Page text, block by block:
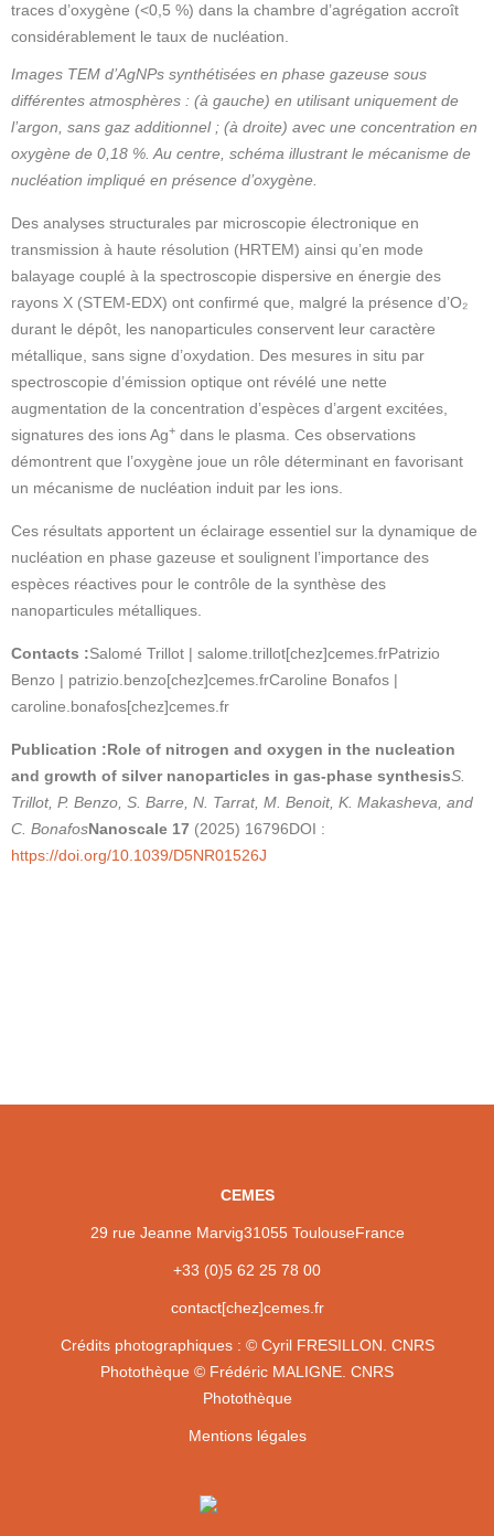
traces d’oxygène (<0,5 %) dans la chambre d’agrégation accroît
considérablement le taux de nucléation.
Images TEM d’AgNPs synthétisées en phase gazeuse sous
différentes atmosphères : (à gauche) en utilisant uniquement de
l’argon, sans gaz additionnel ; (à droite) avec une concentration en
oxygène de 0,18 %. Au centre, schéma illustrant le mécanisme de
nucléation impliqué en présence d’oxygène.
Des analyses structurales par microscopie électronique en
transmission à haute résolution (HRTEM) ainsi qu’en mode
balayage couplé à la spectroscopie dispersive en énergie des
rayons X (STEM-EDX) ont confirmé que, malgré la présence d’O₂
durant le dépôt, les nanoparticules conservent leur caractère
métallique, sans signe d’oxydation. Des mesures in situ par
spectroscopie d’émission optique ont révélé une nette
augmentation de la concentration d’espèces d’argent excitées,
signatures des ions Ag+ dans le plasma. Ces observations
démontrent que l’oxygène joue un rôle déterminant en favorisant
un mécanisme de nucléation induit par les ions.
Ces résultats apportent un éclairage essentiel sur la dynamique de
nucléation en phase gazeuse et soulignent l’importance des
espèces réactives pour le contrôle de la synthèse des
nanoparticules métalliques.
Contacts :Salomé Trillot | salome.trillot[chez]cemes.frPatrizio
Benzo | patrizio.benzo[chez]cemes.frCaroline Bonafos |
caroline.bonafos[chez]cemes.fr
Publication :Role of nitrogen and oxygen in the nucleation
and growth of silver nanoparticles in gas-phase synthesisS.
Trillot, P. Benzo, S. Barre, N. Tarrat, M. Benoit, K. Makasheva, and
C. BonafosNanoscale 17 (2025) 16796DOI :
https://doi.org/10.1039/D5NR01526J
CEMES
29 rue Jeanne Marvig31055 ToulouseFrance
+33 (0)5 62 25 78 00
contact[chez]cemes.fr
Crédits photographiques : © Cyril FRESILLON. CNRS
Photothèque © Frédéric MALIGNE. CNRS
Photothèque
Mentions légales